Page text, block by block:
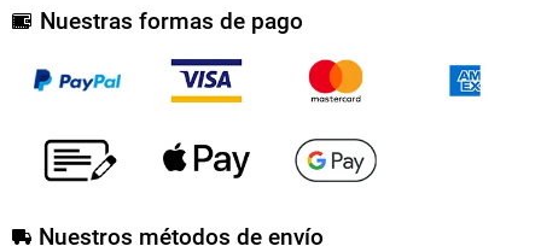
Nuestras formas de pago
Nuestros métodos de envío